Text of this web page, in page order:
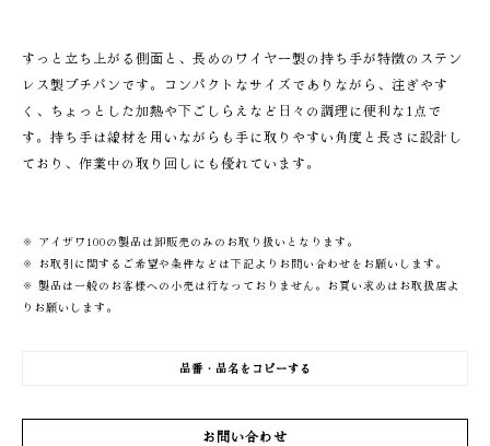
すっと立ち上がる側面と、長めのワイヤー製の持ち手が特徴のステン
レス製プチパンです。コンパクトなサイズでありながら、注ぎやす
く、ちょっとした加熱や下ごしらえなど日々の調理に便利な1点で
す。持ち手は線材を用いながらも手に取りやすい角度と長さに設計し
ており、作業中の取り回しにも優れています。
※ アイザワ100の製品は卸販売のみのお取り扱いとなります。
※ お取引に関するご希望や条件などは下記よりお問い合わせをお願いします。
※ 製品は一般のお客様への小売は行なっておりません。お買い求めはお取扱店よ
りお願いします。
品番・品名をコピーする
お問い合わせ